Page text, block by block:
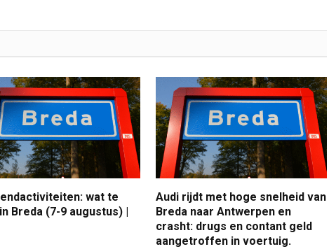
wat te
Breda (7-9 augustus) |
Audi rijdt met hoge snelheid van
Breda naar Antwerpen en
crasht: drugs en contant geld
aangetroffen in voertuig.